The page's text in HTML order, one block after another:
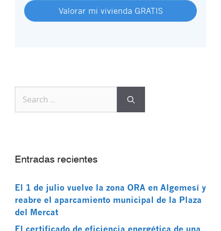
Valorar mi vivienda GRATIS
Entradas recientes
El 1 de julio vuelve la zona ORA en Algemesí y
reabre el aparcamiento municipal de la Plaza
del Mercat
El certificado de eficiencia energética de una